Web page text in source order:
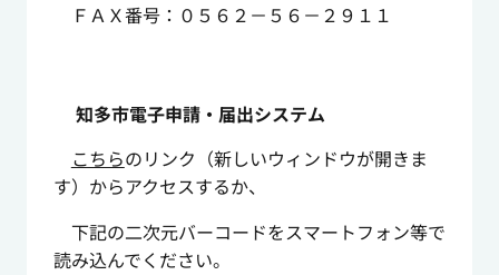
ＦＡＸ番号：０５６２－５６－２９１１
知多市電子申請・届出システム
こちらのリンク（新しいウィンドウが開きま
す）からアクセスするか、
下記の二次元バーコードをスマートフォン等で
読み込んでください。